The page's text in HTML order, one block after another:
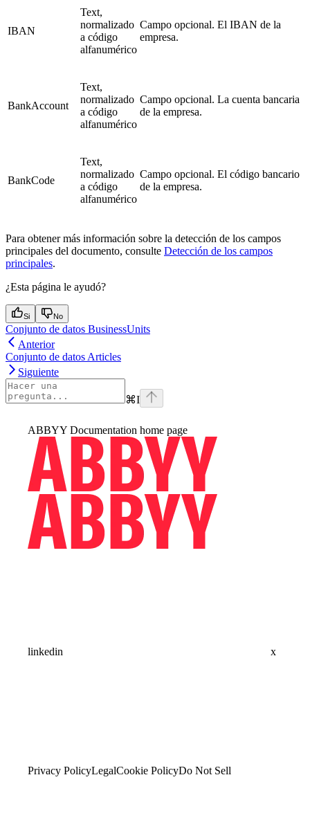
IBAN
Text,
normalizado
a código
alfanumérico
Campo opcional. El IBAN de la
empresa.
BankAccount
Text,
normalizado
a código
alfanumérico
Campo opcional. La cuenta bancaria
de la empresa.
BankCode
Text,
normalizado
a código
alfanumérico
Campo opcional. El código bancario
de la empresa.
Para obtener más información sobre la detección de los campos
principales del documento, consulte Detección de los campos
principales.
¿Esta página le ayudó?
Si No
Conjunto de datos BusinessUnits
Anterior
Conjunto de datos Articles
Siguiente
⌘I
ABBYY Documentation home page
linkedin x
Privacy PolicyLegalCookie PolicyDo Not Sell